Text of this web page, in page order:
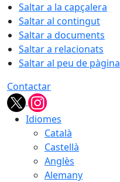
Saltar a la capçalera
Saltar al contingut
Saltar a documents
Saltar a relacionats
Saltar al peu de pàgina
Contactar
Idiomes
Català
Castellà
Anglès
Alemany